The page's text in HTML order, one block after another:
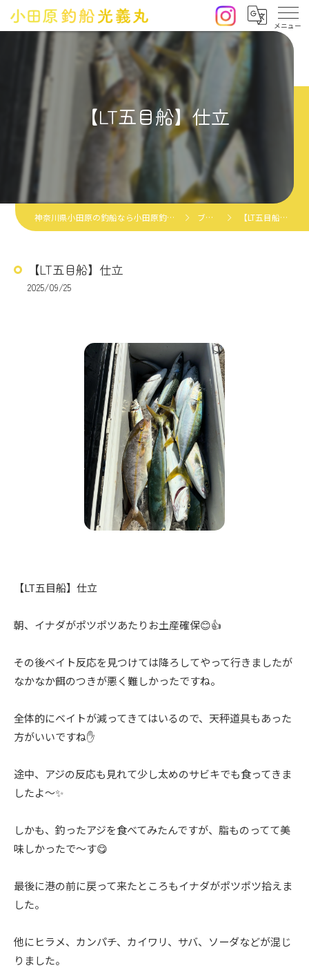
【LT五目船】仕立
神奈川県小田原の釣船なら小田原釣船光義丸 ブログ 【LT五目船】仕立
【LT五目船】仕立
2025/09/25
【LT五目船】仕立
朝、イナダがポツポツあたりお土産確保😊👍
その後ベイト反応を見つけては降ろしてやって行きましたが
なかなか餌のつきが悪く難しかったですね。
全体的にベイトが減ってきてはいるので、天秤道具もあった
方がいいですね✋️
途中、アジの反応も見れて少し太めのサビキでも食ってきま
したよ〜✨
しかも、釣ったアジを食べてみたんですが、脂ものってて美
味しかったで〜す😋
最後に港の前に戻って来たところもイナダがポツポツ拾えま
した。
他にヒラメ、カンパチ、カイワリ、サバ、ソーダなどが混じ
りました。